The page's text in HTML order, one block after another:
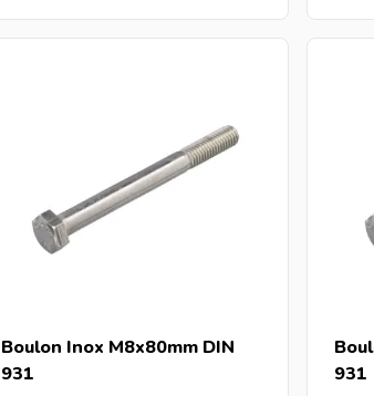
Boulon Inox M8x80mm DIN
931
931